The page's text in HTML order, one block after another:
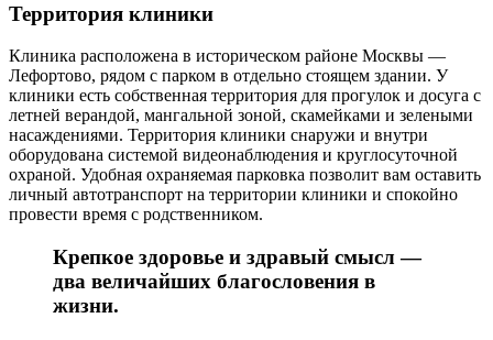
Территория клиники
Клиника расположена в историческом районе Москвы —
Лефортово, рядом с парком в отдельно стоящем здании. У
клиники есть собственная территория для прогулок и досуга с
летней верандой, мангальной зоной, скамейками и зелеными
насаждениями. Территория клиники снаружи и внутри
оборудована системой видеонаблюдения и круглосуточной
охраной. Удобная охраняемая парковка позволит вам оставить
личный автотранспорт на территории клиники и спокойно
провести время с родственником.
Крепкое здоровье и здравый смысл —
два величайших благословения в
жизни.